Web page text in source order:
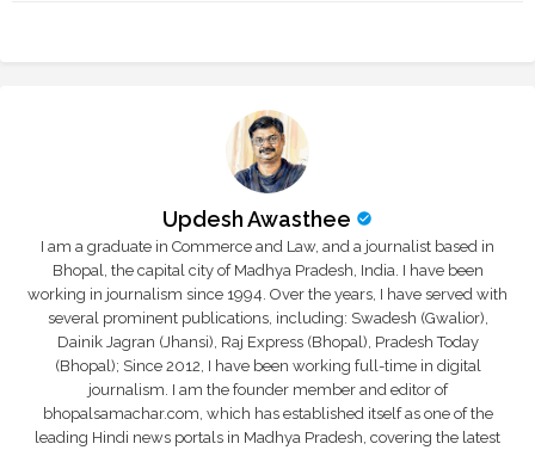
Updesh Awasthee
I am a graduate in Commerce and Law, and a journalist based in
Bhopal, the capital city of Madhya Pradesh, India. I have been
working in journalism since 1994. Over the years, I have served with
several prominent publications, including: Swadesh (Gwalior),
Dainik Jagran (Jhansi), Raj Express (Bhopal), Pradesh Today
(Bhopal); Since 2012, I have been working full-time in digital
journalism. I am the founder member and editor of
bhopalsamachar.com, which has established itself as one of the
leading Hindi news portals in Madhya Pradesh, covering the latest